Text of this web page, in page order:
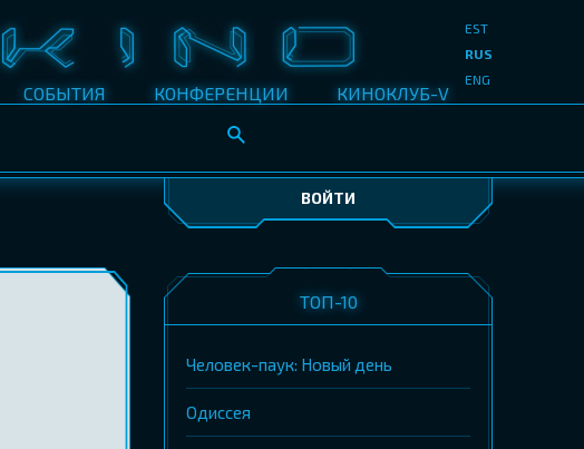
СОБЫТИЯ КОНФЕРЕНЦИИ КИНОКЛУБ-V
EST
RUS
ENG
ВОЙТИ
ТОП-10
Человек-паук: Новый день
Одиссея